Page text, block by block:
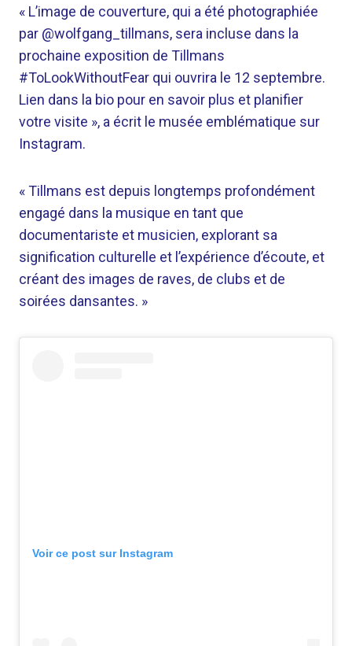
« L’image de couverture, qui a été photographiée
par @wolfgang_tillmans, sera incluse dans la
prochaine exposition de Tillmans
#ToLookWithoutFear qui ouvrira le 12 septembre.
Lien dans la bio pour en savoir plus et planifier
votre visite », a écrit le musée emblématique sur
Instagram.
« Tillmans est depuis longtemps profondément
engagé dans la musique en tant que
documentariste et musicien, explorant sa
signification culturelle et l’expérience d’écoute, et
créant des images de raves, de clubs et de
soirées dansantes. »
Voir ce post sur Instagram